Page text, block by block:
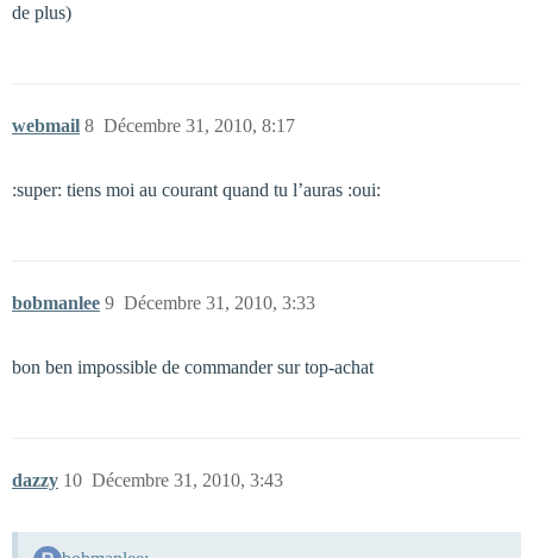
de plus)
webmail Décembre 31, 2010, 8:17
8
:super: tiens moi au courant quand tu l’auras :oui:
bobmanlee Décembre 31, 2010, 3:33
9
bon ben impossible de commander sur top-achat
dazzy Décembre 31, 2010, 3:43
10